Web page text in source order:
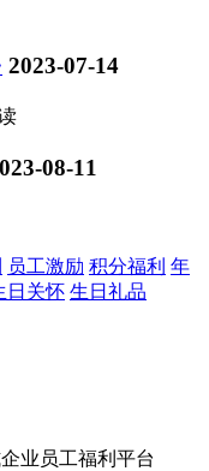
2023-07-14
08-11
员工激励 积分福利 年
日关怀 生日礼品
业员工福利平台